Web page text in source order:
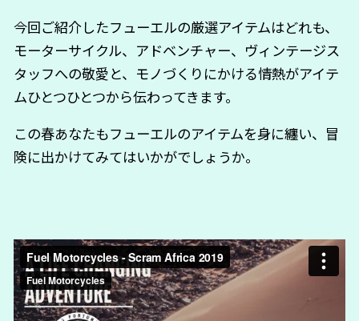
今回ご紹介したフューエルの厳選アイテムはどれも、
モーターサイクル、アドベンチャー、ヴィンテージス
タッフへの敬愛と、モノづくりにかける情熱がアイテ
ムひとつひとつから伝わってきます。
この春あなたもフューエルのアイテムを身に纏い、冒
険に出かけてみてはいかがでしょうか。